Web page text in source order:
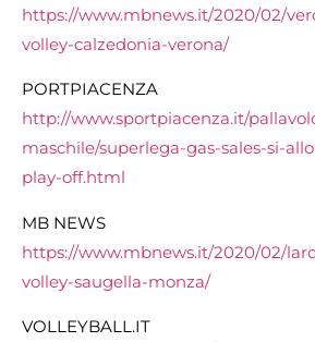
https://www.mbnews.it/2020/02/
volley-calzedonia-verona/
PORTPIACENZA
http://www.sportpiacenza.it/
maschile/superlega-gas-sales-si-
play-off.html
MB NEWS
https://www.mbnews.it/2020/02/
volley-saugella-monza/
VOLLEYBALL.IT